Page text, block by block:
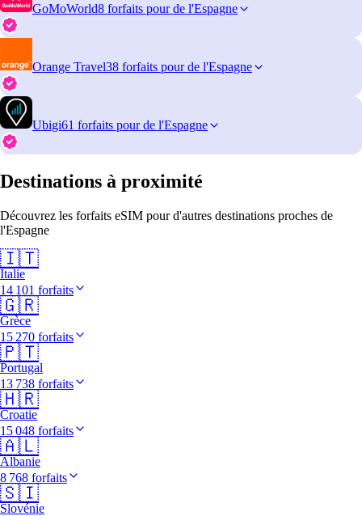
GoMoWorld8 forfaits pour de l'Espagne
Orange Travel38 forfaits pour de l'Espagne
Ubigi61 forfaits pour de l'Espagne
Destinations à proximité
Découvrez les forfaits eSIM pour d'autres destinations proches de
l'Espagne
🇮🇹
Italie
14 101 forfaits
🇬🇷
Grèce
15 270 forfaits
🇵🇹
Portugal
13 738 forfaits
🇭🇷
Croatie
15 048 forfaits
🇦🇱
Albanie
8 768 forfaits
🇸🇮
Slovénie